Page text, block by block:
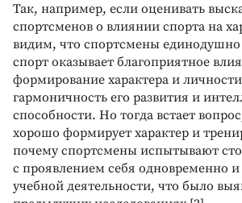
Так, например, если оценивать
спортсменов о влиянии спорта на
видим, что спортсмены единодушно
спорт оказывает благоприятное
формирование характера и
гармоничность его развития и
способности. Но тогда встает
хорошо формирует характер и
почему спортсмены испытывают
с проявлением себя одновременно и
учебной деятельности, что было